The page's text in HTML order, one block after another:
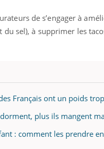
de s’engager à
du sel), à supprimer les
Français ont un poids
plus ils mangent
: comment les prendre